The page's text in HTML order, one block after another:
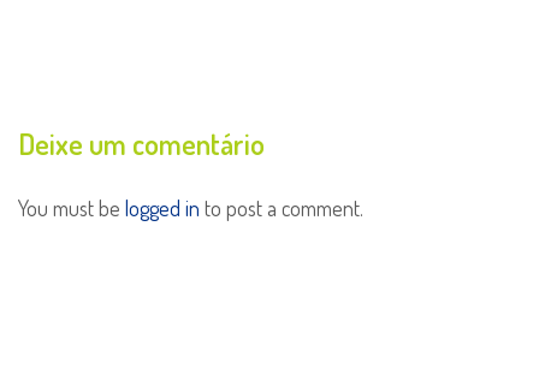
Deixe um comentário
You must be logged in to post a comment.